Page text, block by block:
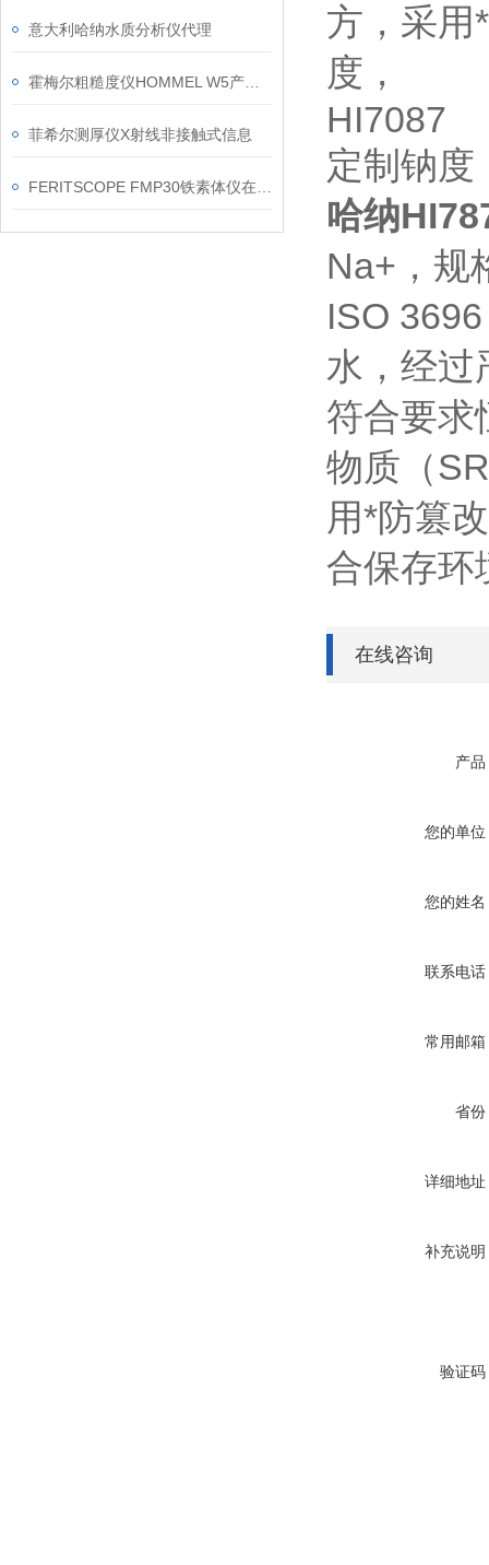
意大利哈纳水质分析仪代理
菲希尔测厚仪X射线非接触式信息
方，采用
度，
HI7087
定制钠度
哈纳
Na+，规
ISO
水，经过
符合要求
物质（
用*防篡
合保存环
在线咨询
产品
您的单位
您的姓名
联系电话
常用邮箱
省份
详细地址
补充说明
验证码